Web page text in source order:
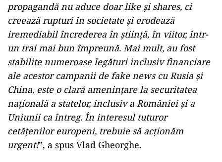
propagandă nu aduce doar like şi shares, ci
creează rupturi în societate şi erodează
iremediabil încrederea în ştiinţă, în viitor, într-
un trai mai bun împreună. Mai mult, au fost
stabilite numeroase legături inclusiv financiare
ale acestor campanii de fake news cu Rusia şi
China, este o clară ameninţare la securitatea
naţională a statelor, inclusiv a României şi a
Uniunii ca întreg. În interesul tuturor
cetăţenilor europeni, trebuie să acţionăm
urgent!”, a spus Vlad Gheorghe.